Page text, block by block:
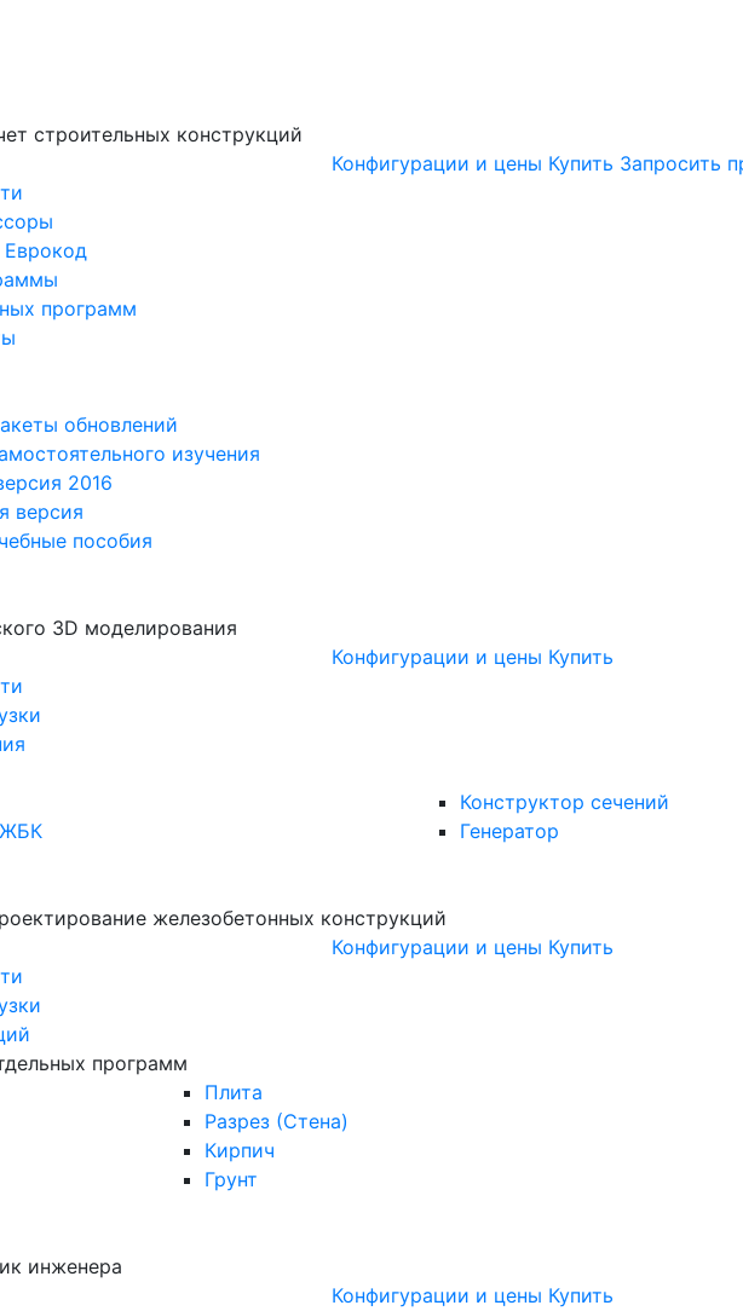
строительных конструкций
программ
Конфигурации и цены Купить Запросить
обновлений
изучения
2016
версия
пособия
3D моделирования
Конфигурации и цены Купить
ЖБК
Конструктор сечений
Генератор
железобетонных конструкций
Конфигурации и цены Купить
программ
Плита
Разрез (Стена)
Кирпич
Грунт
инженера
Конфигурации и цены Купить